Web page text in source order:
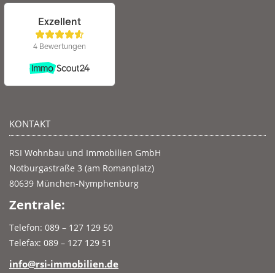
KONTAKT
RSI Wohnbau und Immobilien GmbH
Notburgastraße 3 (am Romanplatz)
80639 München-Nymphenburg
Zentrale:
Telefon: 089 – 127 129 50
Telefax: 089 – 127 129 51
info@rsi-immobilien.de